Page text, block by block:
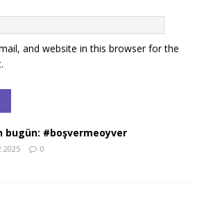
and website in this browser for the
bugün: #boşvermeoyver
0